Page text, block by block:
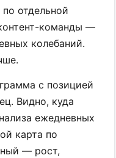
отдельной
команды —
колебаний.
с позицией
Видно, куда
ежедневных
карта по
— рост,